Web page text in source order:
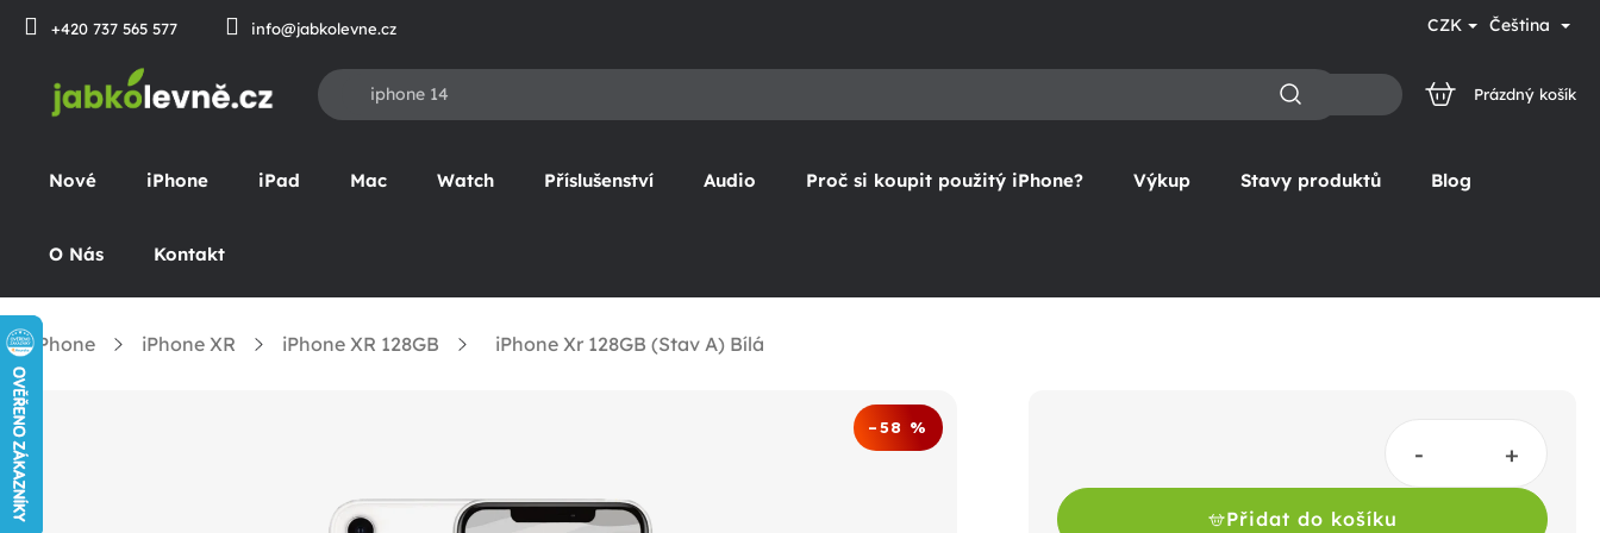
Přejít
+420 737 565 577 info@jabkolevne.cz CZK Čeština
NÁKUPNÍ
Prázdný košík
Nové iPhone iPad Mac Watch Příslušenství Audio Proč si koupit použitý iPhone? Výkup Stavy produktů Blog
O Nás Kontakt
iPhone iPhone XR iPhone XR 128GB iPhone Xr 128GB (Stav A) Bílá
–58 %
Přidat do košíku